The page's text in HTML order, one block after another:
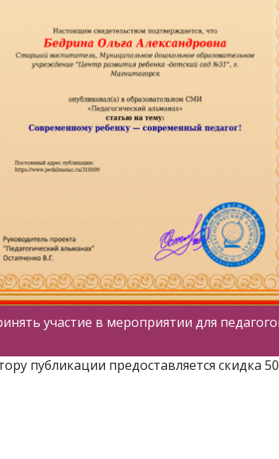
участие в мероприятии для
публикации предоставляется скидка